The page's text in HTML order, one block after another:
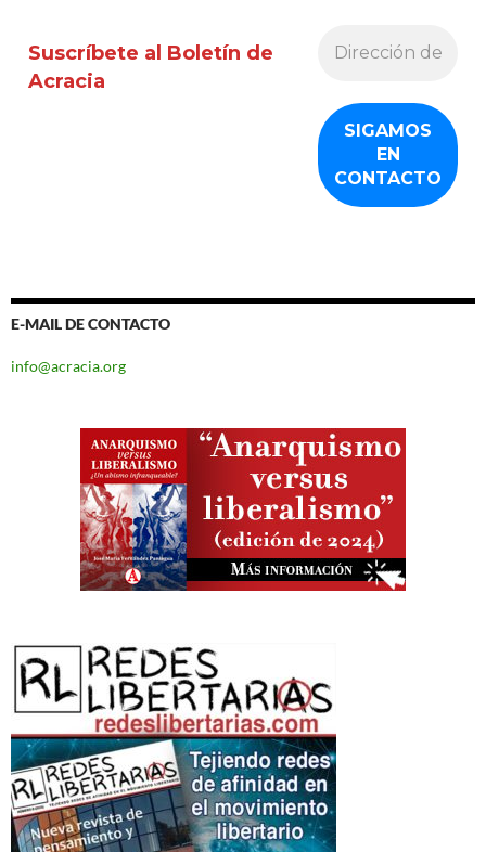
Suscríbete al Boletín de
Acracia
E-MAIL DE CONTACTO
info@acracia.org